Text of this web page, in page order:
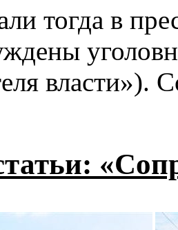
тогда в
власти»).